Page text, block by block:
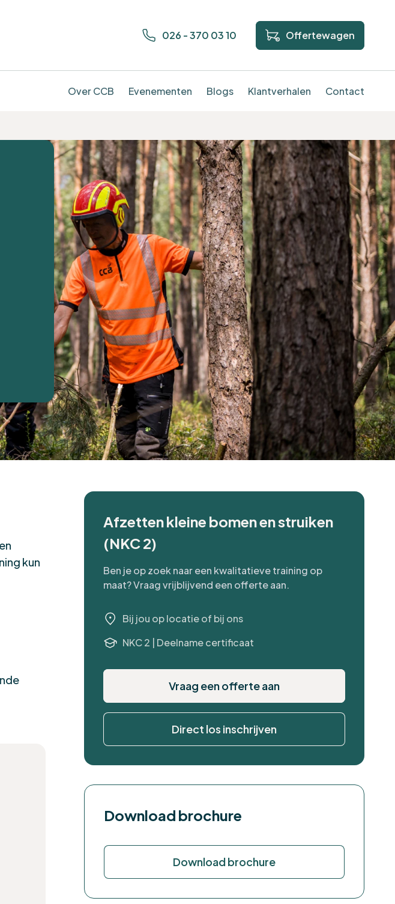
026 - 370 03 10 Offertewagen
Over CCB Evenementen Blogs Klantverhalen Contact
Afzetten kleine bomen en struiken
(NKC 2)
Ben je op zoek naar een kwalitatieve training op
maat? Vraag vrijblijvend een offerte aan.
Bij jou op locatie of bij ons
NKC 2 | Deelname certificaat
Vraag een offerte aan
Direct los inschrijven
Download brochure
Download brochure
kun